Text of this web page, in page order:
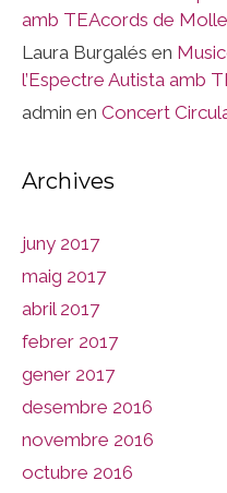
amb TEAcords de
Laura Burgalés en
l’Espectre Autista amb
admin en Concert
Archives
juny 2017
maig 2017
abril 2017
febrer 2017
gener 2017
desembre 2016
novembre 2016
octubre 2016